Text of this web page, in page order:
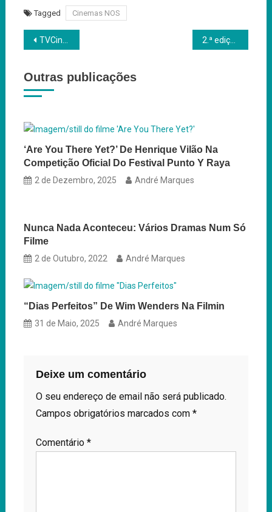
Tagged Cinemas NOS
Navegação
artigos
TVCine homenageia João Canijo 2.ª edição da Mostra de Cinema iNTERVALOS regressa às Caldas da Rainha
Outras publicações
‘Are You There Yet?’ De Henrique Vilão Na
Competição Oficial Do Festival Punto Y Raya
2 de Dezembro, 2025 André Marques
Nunca Nada Aconteceu: Vários Dramas Num Só
Filme
2 de Outubro, 2022 André Marques
“Dias Perfeitos” De Wim Wenders Na Filmin
31 de Maio, 2025 André Marques
Deixe um comentário
O seu endereço de email não será publicado.
Campos obrigatórios marcados com *
Comentário *